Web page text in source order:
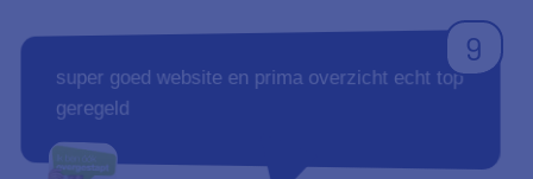
9
super goed website en prima overzicht echt top
geregeld